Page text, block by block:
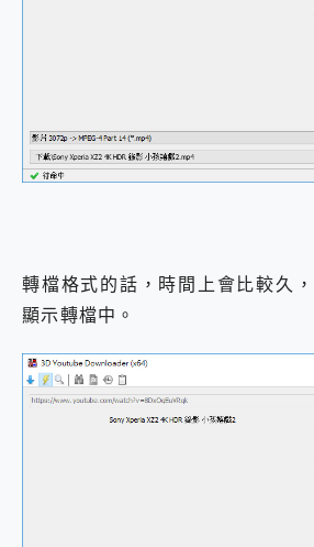
轉檔格式的話，時間上會比較久
顯示轉檔中。